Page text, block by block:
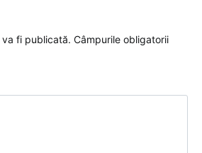
fi publicată. Câmpurile obligatorii